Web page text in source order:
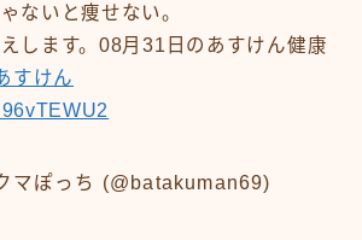
ないと痩せない。
します。08月31日のあすけん健康
すけん
マぽっち (@batakuman69)